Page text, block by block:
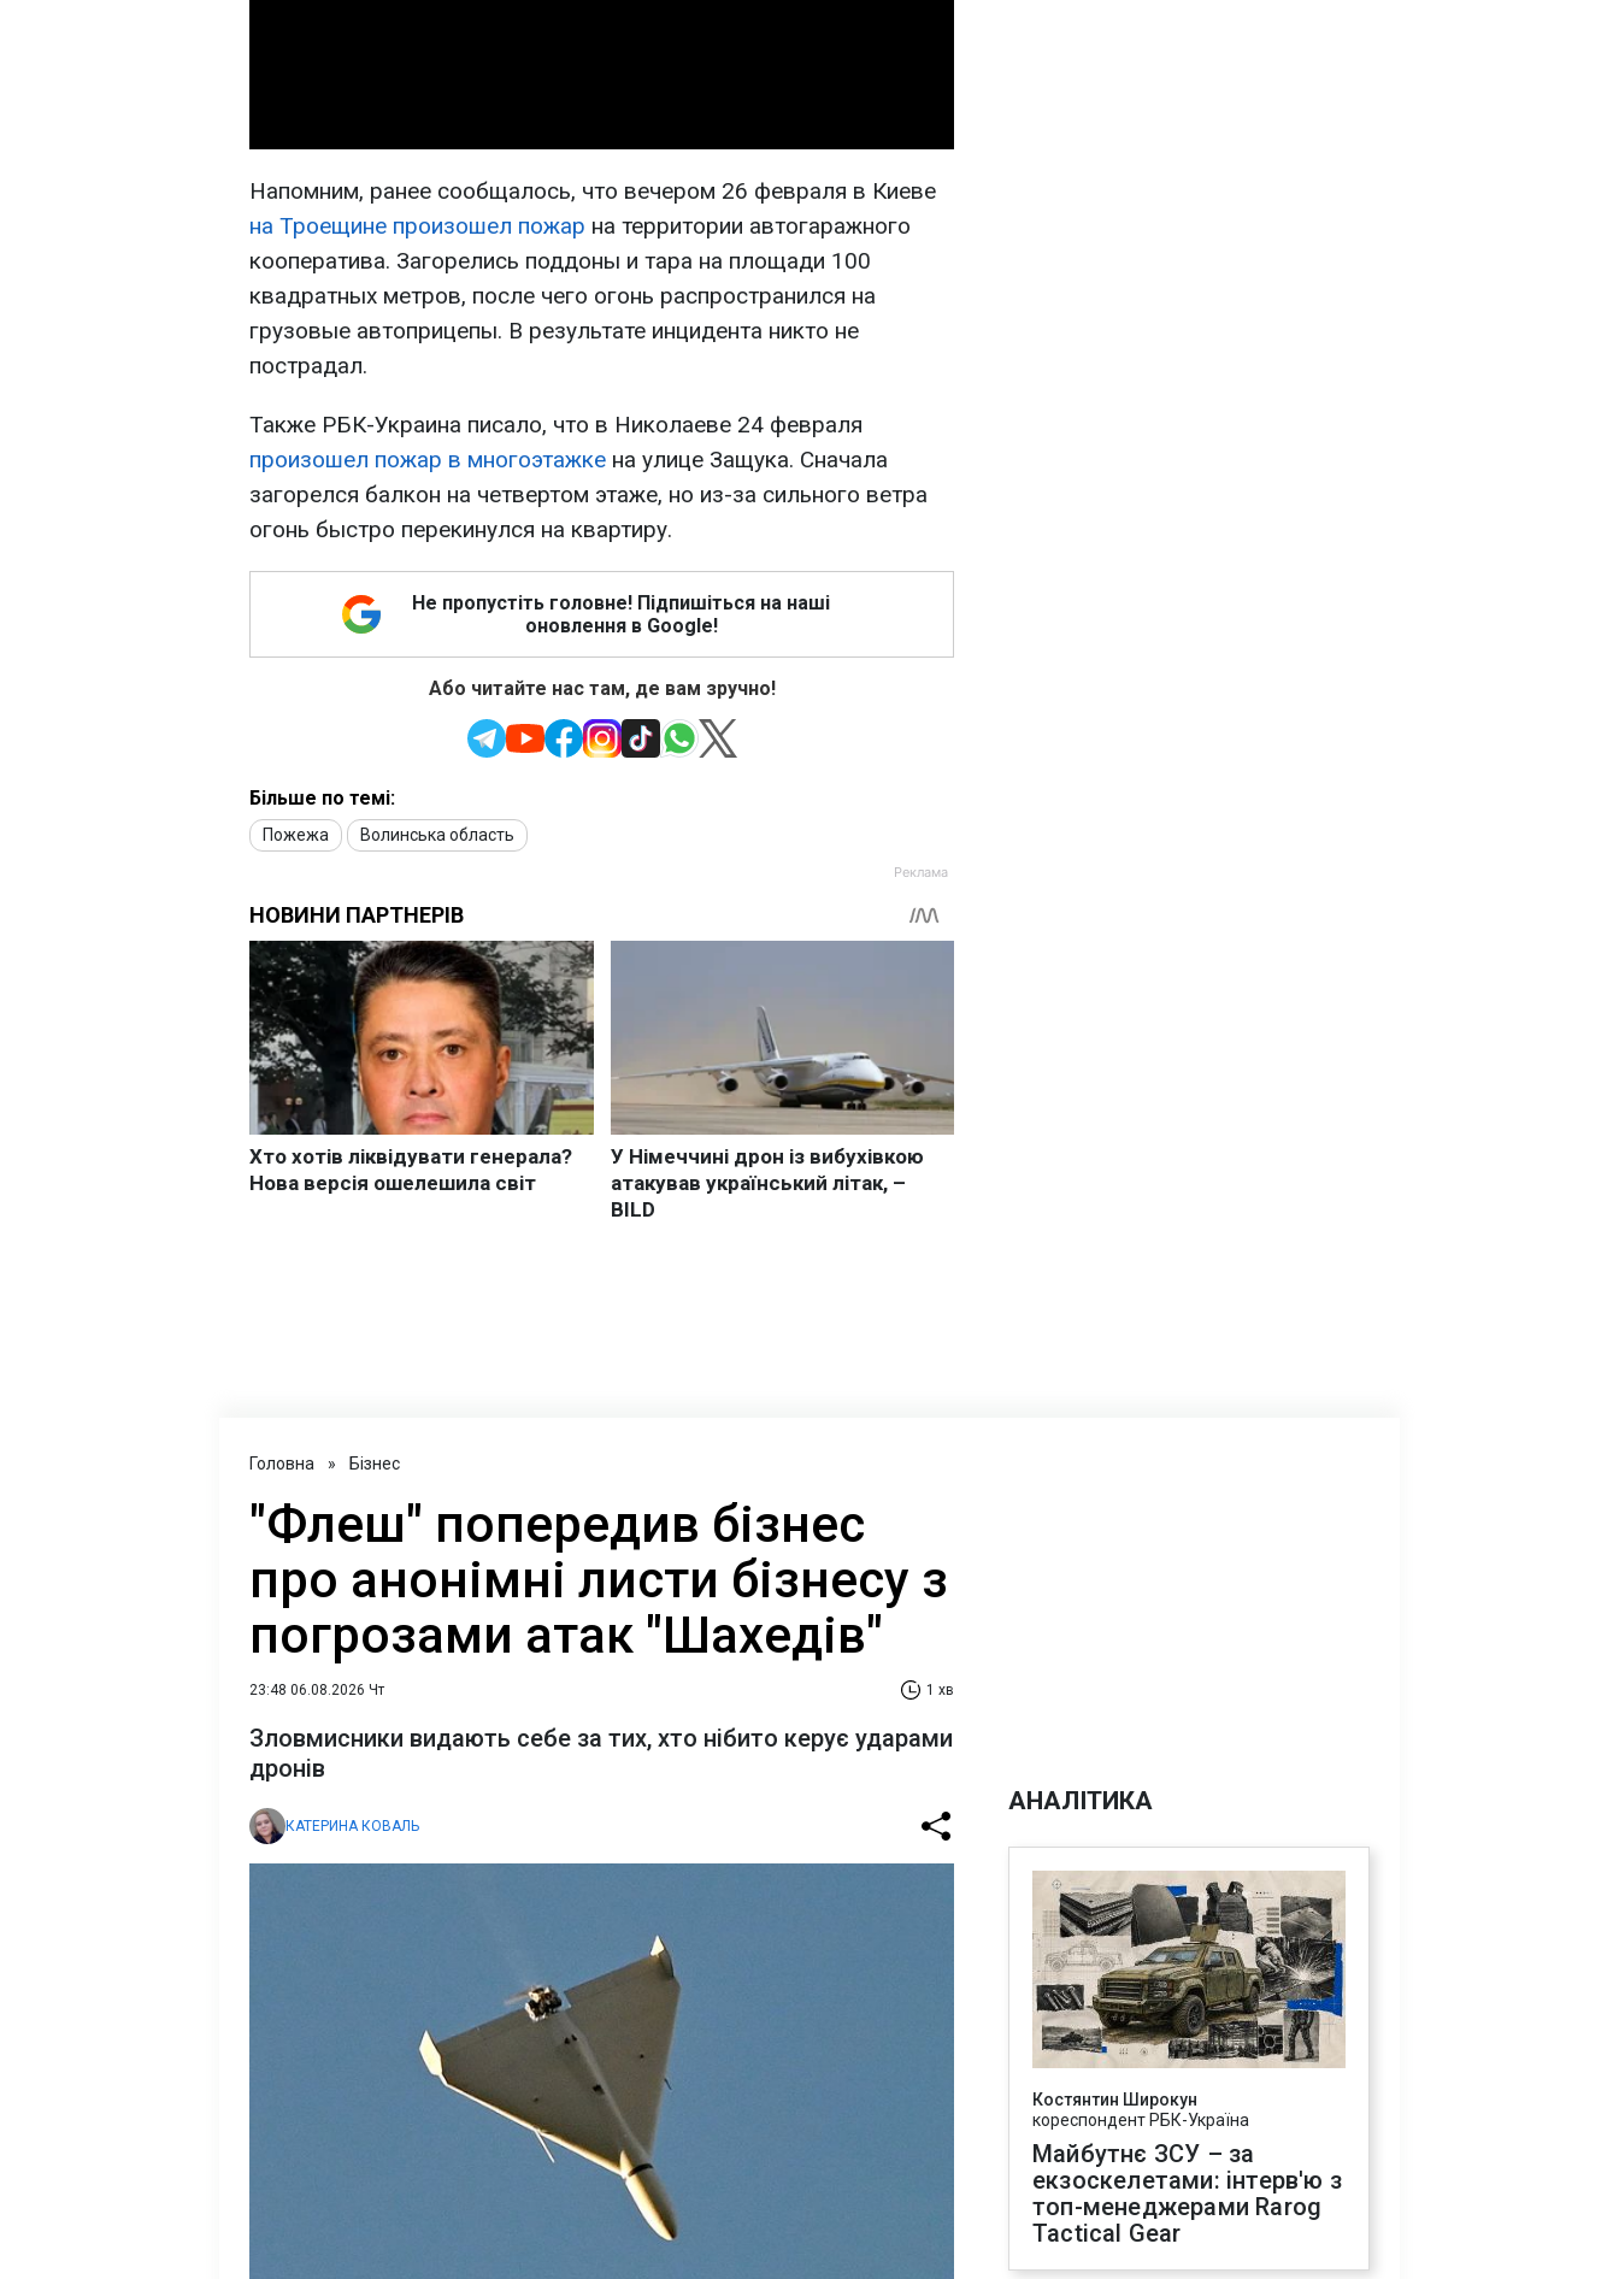
Напомним, ранее сообщалось, что вечером 26 февраля в Киеве
на Троещине произошел пожар на территории автогаражного
кооператива. Загорелись поддоны и тара на площади 100
квадратных метров, после чего огонь распространился на
грузовые автоприцепы. В результате инцидента никто не
пострадал.
Также РБК-Украина писало, что в Николаеве 24 февраля
произошел пожар в многоэтажке на улице Защука. Сначала
загорелся балкон на четвертом этаже, но из-за сильного ветра
огонь быстро перекинулся на квартиру.
Не пропустіть головне! Підпишіться на наші
оновлення в Google!
Або читайте нас там, де вам зручно!
Більше по темі:
Пожежа Волинська область
Головна » Бізнес
"Флеш" попередив бізнес
про анонімні листи бізнесу з
погрозами атак "Шахедів"
23:48 06.08.2026 Чт 1 хв
Зловмисники видають себе за тих, хто нібито керує ударами
дронів
КАТЕРИНА КОВАЛЬ
АНАЛІТИКА
Костянтин Широкун
кореспондент РБК-Україна
Майбутнє ЗСУ – за
екзоскелетами: інтерв'ю з
топ-менеджерами Rarog
Tactical Gear